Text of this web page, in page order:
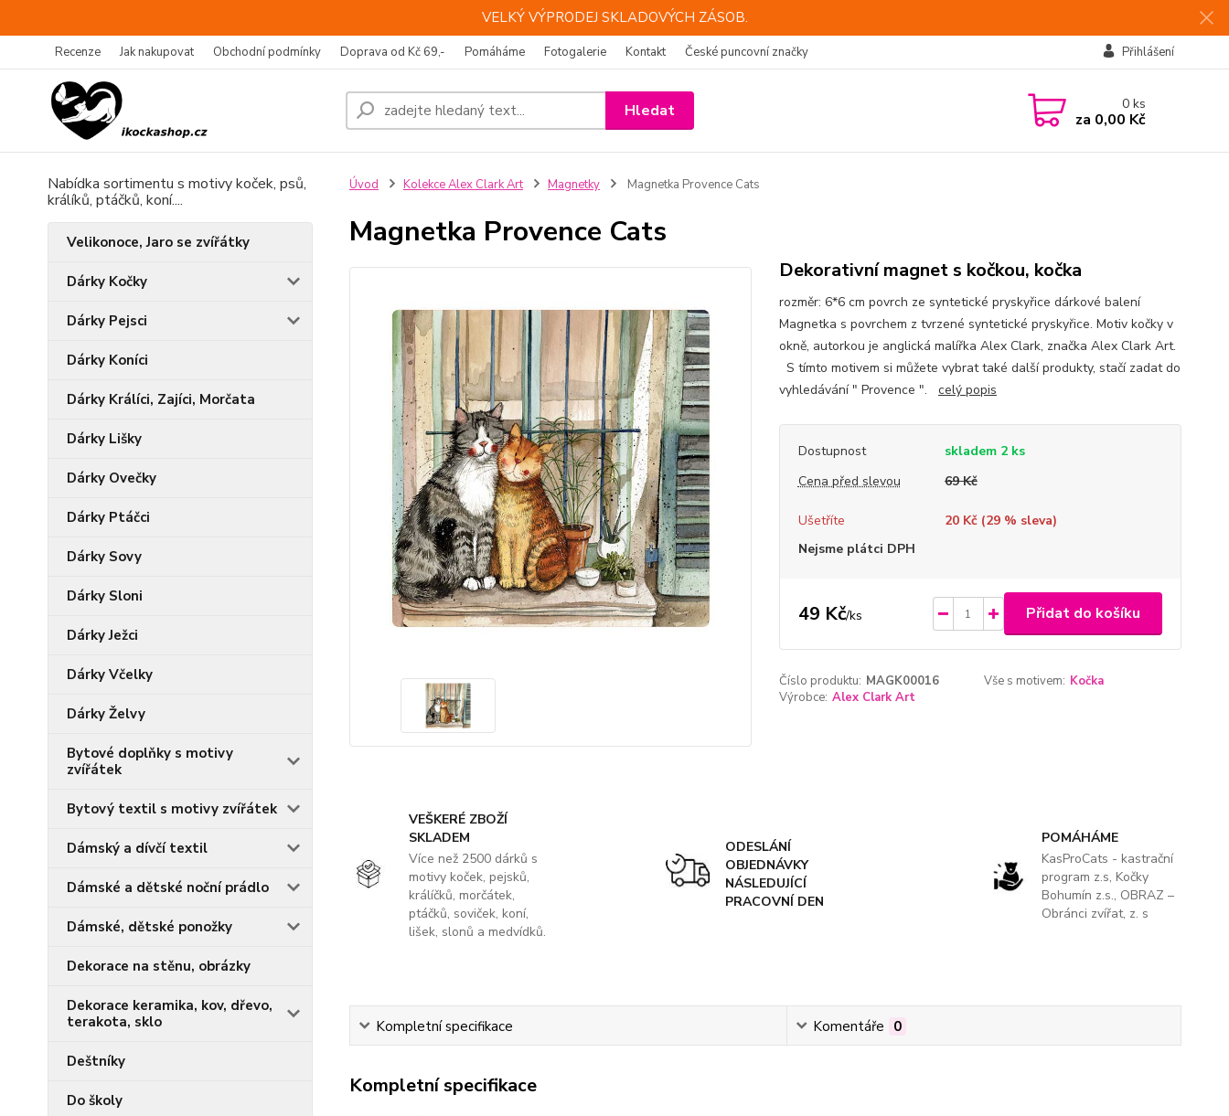
VELKÝ VÝPRODEJ SKLADOVÝCH ZÁSOB.
Recenze Jak nakupovat Obchodní podmínky Doprava od Kč 69,- Pomáháme Fotogalerie Kontakt České puncovní značky Přihlášení
Hledat 0ks
za 0,00 Kč
Nabídka sortimentu s motivy koček, psů,
králíků, ptáčků, koní....
Velikonoce, Jaro se zvířátky
Dárky Kočky
Dárky Pejsci
Dárky Koníci
Dárky Králíci, Zajíci, Morčata
Dárky Lišky
Dárky Ovečky
Dárky Ptáčci
Dárky Sovy
Dárky Sloni
Dárky Ježci
Dárky Včelky
Dárky Želvy
Bytové doplňky s motivy
zvířátek
Bytový textil s motivy zvířátek
Dámský a dívčí textil
Dámské a dětské noční prádlo
Dámské, dětské ponožky
Dekorace na stěnu, obrázky
Dekorace keramika, kov, dřevo,
terakota, sklo
Deštníky
Do školy
Úvod Kolekce Alex Clark Art Magnetky Magnetka Provence Cats
Magnetka Provence Cats
Dekorativní magnet s kočkou, kočka
rozměr: 6*6 cm povrch ze syntetické pryskyřice dárkové balení
Magnetka s povrchem z tvrzené syntetické pryskyřice. Motiv kočky v
okně, autorkou je anglická malířka Alex Clark, značka Alex Clark Art.
S tímto motivem si můžete vybrat také další produkty, stačí zadat do
vyhledávání " Provence ". celý popis
Dostupnost
skladem 2 ks
Cena před slevou
69 Kč
Ušetříte 20 Kč (29% sleva)
Nejsme plátci DPH
49 Kč/ks Přidat do košíku
Číslo produktu: MAGK00016 Vše s motivem: Kočka
Výrobce: Alex Clark Art
VEŠKERÉ ZBOŽÍ
SKLADEM
Více než 2500 dárků s
motivy koček, pejsků,
králíčků, morčátek,
ptáčků, soviček, koní,
lišek, slonů a medvídků.
ODESLÁNÍ
OBJEDNÁVKY
NÁSLEDUJÍCÍ
PRACOVNÍ DEN
POMÁHÁME
KasProCats - kastrační
program z.s, Kočky
Bohumín z.s., OBRAZ –
Obránci zvířat, z. s
Kompletní specifikace Komentáře 0
Kompletní specifikace